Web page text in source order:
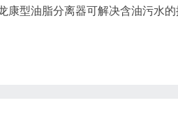
康型油脂分离器可解决含油污水的